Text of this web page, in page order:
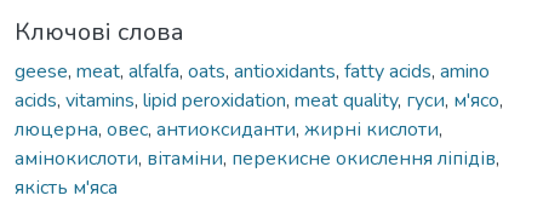
Ключові слова
geese, meat, alfalfa, oats, antioxidants, fatty acids, amino
acids, vitamins, lipid peroxidation, meat quality, гуси, м'ясо,
люцерна, овес, антиоксиданти, жирні кислоти,
амінокислоти, вітаміни, перекисне окислення ліпідів,
якість м'яса